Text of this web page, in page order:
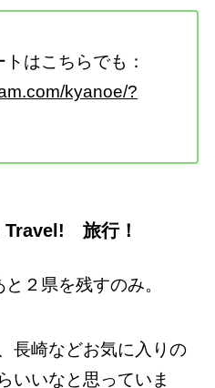
はこちらでも：
kyanoe/?
Travel! 旅行！
２県を残すのみ。
長崎などお気に入りの
いいなと思っていま